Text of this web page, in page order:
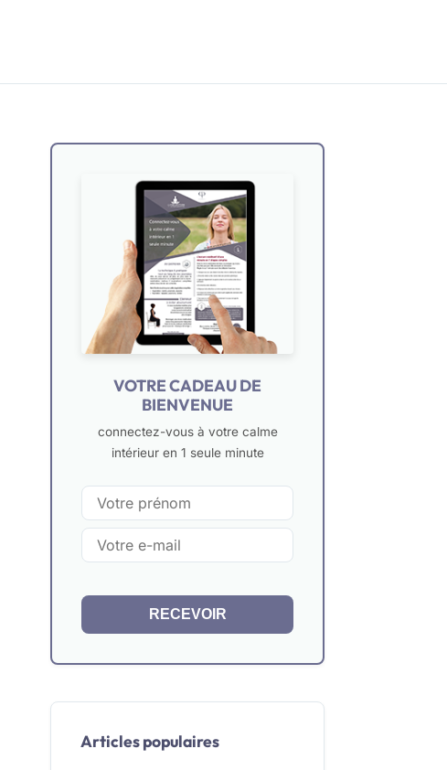
VOTRE CADEAU DE
BIENVENUE
connectez-vous à votre calme
intérieur en 1 seule minute
RECEVOIR
Articles populaires